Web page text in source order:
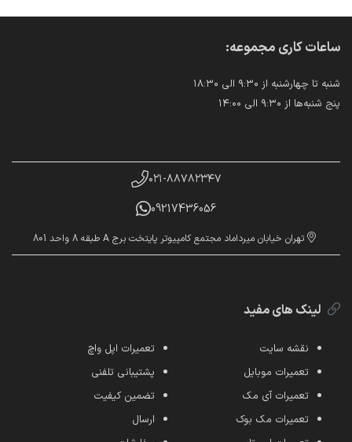
ساعات کاری مجموعه:
شنبه تا چهارشنبه از ۹:۳۰ الی ۱۸:۳۰
پنج شنبه‌ها از ۹:۳۰ الی ۱۴:۰۰
۰۲۱-۸۸۷۸۲۳۴۷
09217436056
تهران خیابان میرداماد مجتمع کامپیوتر پایتخت برج A طبقه 8 واحد 801
لینک های مفید
نقشه سایت
تعمیرات موبایل
تعمیرات آی مک
تعمیرات مک بوک
تعمیرات اپل واچ
پشتیبانی تلفنی
تضمین کیفیت
ارسال